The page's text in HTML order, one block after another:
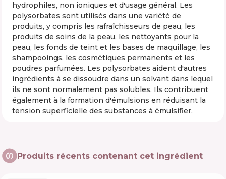
hydrophiles, non ioniques et d'usage général. Les
polysorbates sont utilisés dans une variété de
produits, y compris les rafraîchisseurs de peau, les
produits de soins de la peau, les nettoyants pour la
peau, les fonds de teint et les bases de maquillage, les
shampooings, les cosmétiques permanents et les
poudres parfumées. Les polysorbates aident d'autres
ingrédients à se dissoudre dans un solvant dans lequel
ils ne sont normalement pas solubles. Ils contribuent
également à la formation d'émulsions en réduisant la
tension superficielle des substances à émulsifier.
Produits récents contenant cet ingrédient